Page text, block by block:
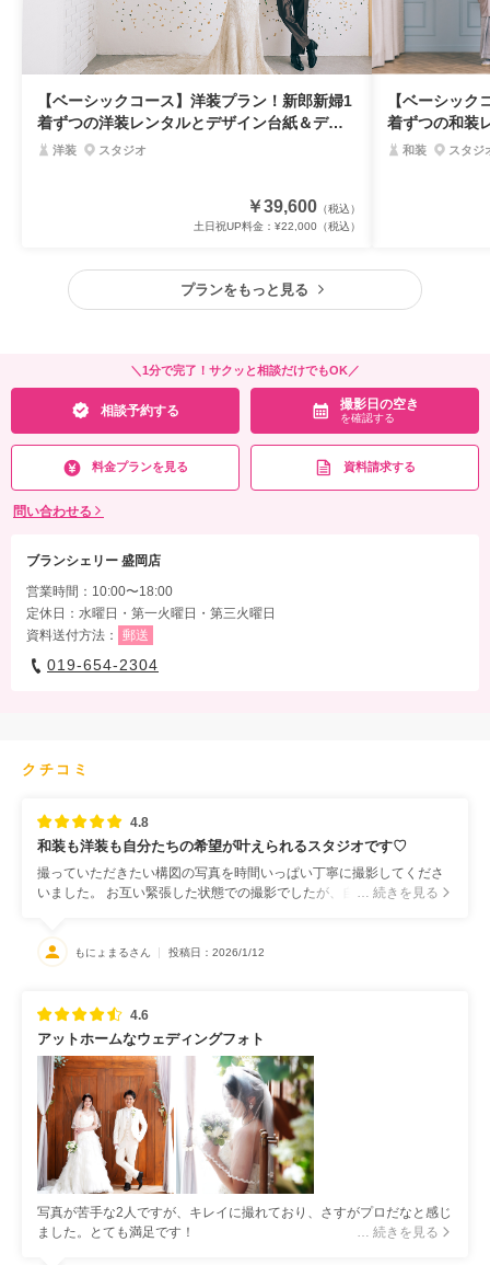
【ベーシックコース】洋装プラン！新郎新婦1
着ずつの洋装レンタルとデザイン台紙＆デー
タ付きプラン
洋装 スタジオ
￥39,600 （税込）
土日祝UP料金： ¥22,000 （税込）
【ベーシック
着ずつの和装
タ付きプラン
和装 スタジ
プランをもっと見る
＼1分で完了！サクッと相談だけでもOK／
相談予約する 撮影日の空き
を確認する
料金プランを見る 資料請求する
問い合わせる
ブランシェリー 盛岡店
営業時間：10:00〜18:00
定休日：水曜日・第一火曜日・第三火曜日
資料送付方法：
郵送
019-654-2304
クチコミ
4.8
和装も洋装も自分たちの希望が叶えられるスタジオです♡
撮っていただきたい構図の写真を時間いっぱい丁寧に撮影してくださ
いました。 お互い緊張した状態での撮影でしたが、自然な笑顔をバッ
… 続きを見る
もにょまるさん 投稿日：2026/1/12
4.6
アットホームなウェディングフォト
写真が苦手な2人ですが、キレイに撮れており、さすがプロだなと感じ
ました。とても満足です！
… 続きを見る